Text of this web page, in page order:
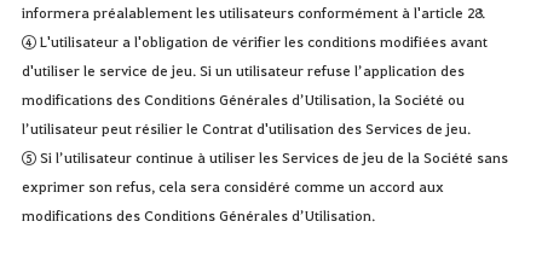
informera préalablement les utilisateurs conformément à l'article 28.
④ L'utilisateur a l'obligation de vérifier les conditions modifiées avant
d'utiliser le service de jeu. Si un utilisateur refuse l’application des
modifications des Conditions Générales d’Utilisation, la Société ou
l’utilisateur peut résilier le Contrat d'utilisation des Services de jeu.
⑤ Si l’utilisateur continue à utiliser les Services de jeu de la Société sans
exprimer son refus, cela sera considéré comme un accord aux
modifications des Conditions Générales d’Utilisation.